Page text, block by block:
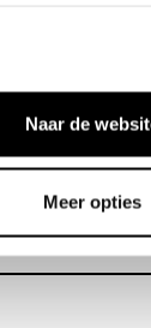
Naar de
Meer opties